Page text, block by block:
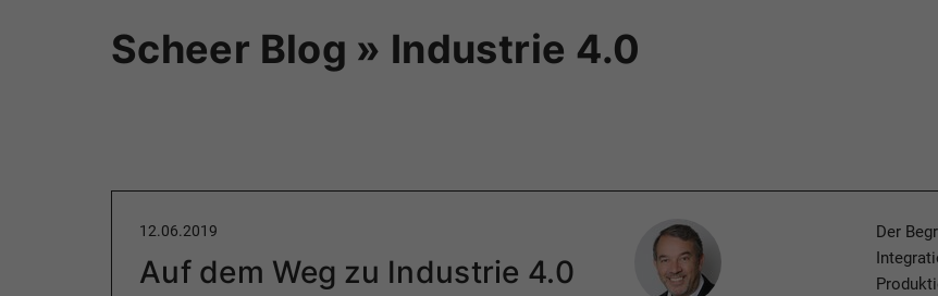
Scheer Blog » Industrie 4.0
12.06.2019
Auf dem Weg zu Industrie 4.0
Author
Der